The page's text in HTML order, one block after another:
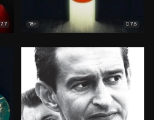
7.7 18+ 7.5